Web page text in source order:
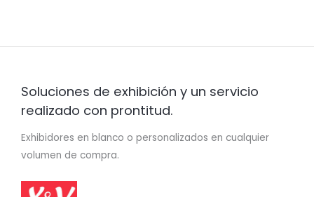
Soluciones de exhibición y un servicio
realizado con prontitud.
Exhibidores en blanco o personalizados en cualquier
volumen de compra.